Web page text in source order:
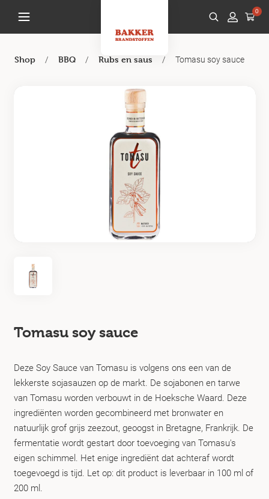
0
Shop / BBQ / Rubs en saus / Tomasu soy sauce
Tomasu soy sauce
Deze Soy Sauce van Tomasu is volgens ons een van de
lekkerste sojasauzen op de markt. De sojabonen en tarwe
van Tomasu worden verbouwt in de Hoeksche Waard. Deze
ingrediënten worden gecombineerd met bronwater en
natuurlijk grof grijs zeezout, geoogst in Bretagne, Frankrijk. De
fermentatie wordt gestart door toevoeging van Tomasu's
eigen schimmel. Het enige ingrediënt dat achteraf wordt
toegevoegd is tijd. Let op: dit product is leverbaar in 100 ml of
200 ml.